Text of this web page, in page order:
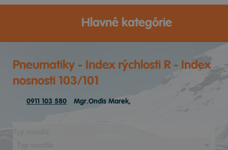
Hlavné kategórie
Pneumatiky - Index rýchlosti R - Index
nosnosti 103/101
0911 103 580 Mgr.Ondis Marek,
Typ vozidla: